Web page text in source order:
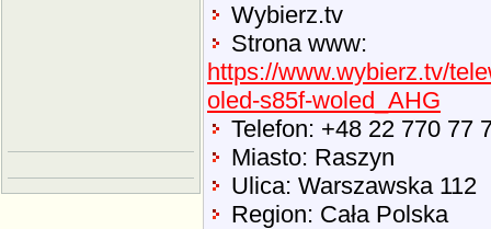
Wybierz.tv
Strona www:
https://www.wybierz.tv/
oled-s85f-woled_AHG
Telefon: +48 22 770 77
Miasto: Raszyn
Ulica: Warszawska 112
Region: Cała Polska